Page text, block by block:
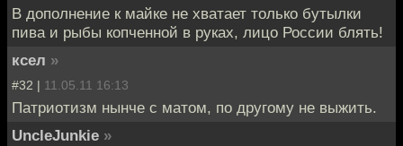
В дополнение к майке не хватает только бутылки
пива и рыбы копченной в руках, лицо России блять!
ксел »
#32 | 11.05.11 16:13
Патриотизм нынче с матом, по другому не выжить.
UncleJunkie »